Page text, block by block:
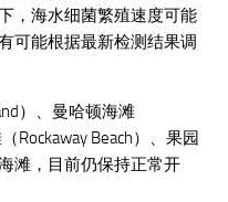
，海水细菌繁殖速度可能
可能根据最新检测结果调
）、曼哈顿海滩
Rockaway Beach）、果园
滩，目前仍保持正常开